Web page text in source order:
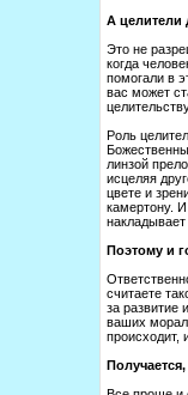
А целители
Это не
когда
помогали в
вас может
Роль
линзой
исцеляя
цвете и
камертону.
накладывает
Поэтому и
считаете
за развитие
ваших
происходит,